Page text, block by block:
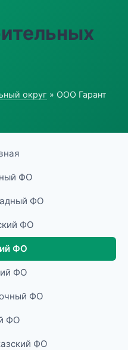
округ » ООО Гарант
ФО
ФО
ФО
ФО
ФО
ФО
ФО
ФО